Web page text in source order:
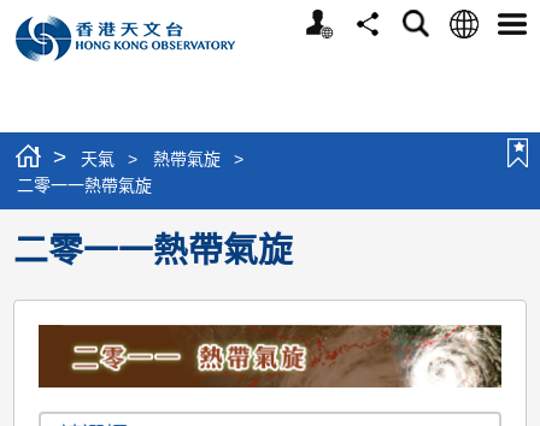
個
分
搜
語
選
> 天氣 > 熱帶氣旋
>
二零一一熱帶氣旋
二零一一熱帶氣旋